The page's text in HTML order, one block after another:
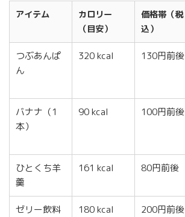
アイテム
カロリー
（目安）
価格帯（税
込）
つぶあんぱ
ん
320 kcal 130円前後
バナナ（1
本）
90 kcal 100円前後
ひとくち羊
羹
161 kcal 80円前後
ゼリー飲料 180 kcal 200円前後